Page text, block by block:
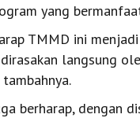
yang
TMMD ini
langsung
berharap, dengan